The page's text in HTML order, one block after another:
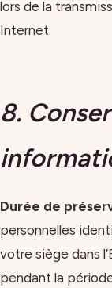
lors de la
Internet.
8.
Durée de
personnelles
votre siège dans
pendant la